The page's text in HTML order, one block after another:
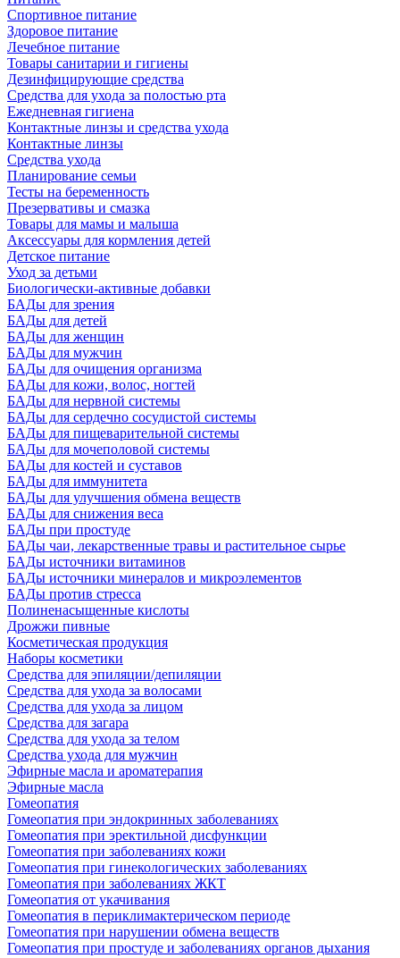
Спортивное питание
Здоровое питание
Лечебное питание
Товары санитарии и гигиены
Дезинфицирующие средства
Средства для ухода за полостью рта
Ежедневная гигиена
Контактные линзы и средства ухода
Контактные линзы
Средства ухода
Планирование семьи
Тесты на беременность
Презервативы и смазка
Товары для мамы и малыша
Аксессуары для кормления детей
Детское питание
Уход за детьми
Биологически-активные добавки
БАДы для зрения
БАДы для детей
БАДы для женщин
БАДы для мужчин
БАДы для очищения организма
БАДы для кожи, волос, ногтей
БАДы для нервной системы
БАДы для сердечно сосудистой системы
БАДы для пищеварительной системы
БАДы для мочеполовой системы
БАДы для костей и суставов
БАДы для иммунитета
БАДы для улучшения обмена веществ
БАДы для снижения веса
БАДы при простуде
БАДы чаи, лекарственные травы и растительное сырье
БАДы источники витаминов
БАДы источники минералов и микроэлементов
БАДы против стресса
Полиненасыщенные кислоты
Дрожжи пивные
Косметическая продукция
Наборы косметики
Средства для эпиляции/депиляции
Средства для ухода за волосами
Средства для ухода за лицом
Средства для загара
Средства для ухода за телом
Средства ухода для мужчин
Эфирные масла и ароматерапия
Эфирные масла
Гомеопатия
Гомеопатия при эндокринных заболеваниях
Гомеопатия при эректильной дисфункции
Гомеопатия при заболеваниях кожи
Гомеопатия при гинекологических заболеваниях
Гомеопатия при заболеваниях ЖКТ
Гомеопатия от укачивания
Гомеопатия в периклимактерическом периоде
Гомеопатия при нарушении обмена веществ
Гомеопатия при простуде и заболеваниях органов дыхания